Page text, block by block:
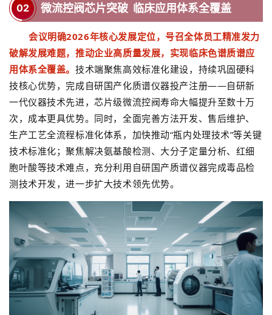
02 微流控阀芯片突破 临床应用体系全覆盖
会议明确2026年核心发展定位，号召全体员工精准发力
破解发展难题，推动企业高质量发展，实现临床色谱质谱应
用体系全覆盖。技术端聚焦高效标准化建设，持续巩固硬科
技核心优势，完成自研国产化质谱仪器投产注册——自研新
一代仪器技术先进，芯片级微流控阀寿命大幅提升至数十万
次，成本更具优势。同时，全面完善方法开发、售后维护、
生产工艺全流程标准化体系，加快推动“瓶内处理技术”等关键
技术标准化；聚焦解决氨基酸检测、大分子定量分析、红细
胞叶酸等技术难点，充分利用自研国产质谱仪器完成毒品检
测技术开发，进一步扩大技术领先优势。